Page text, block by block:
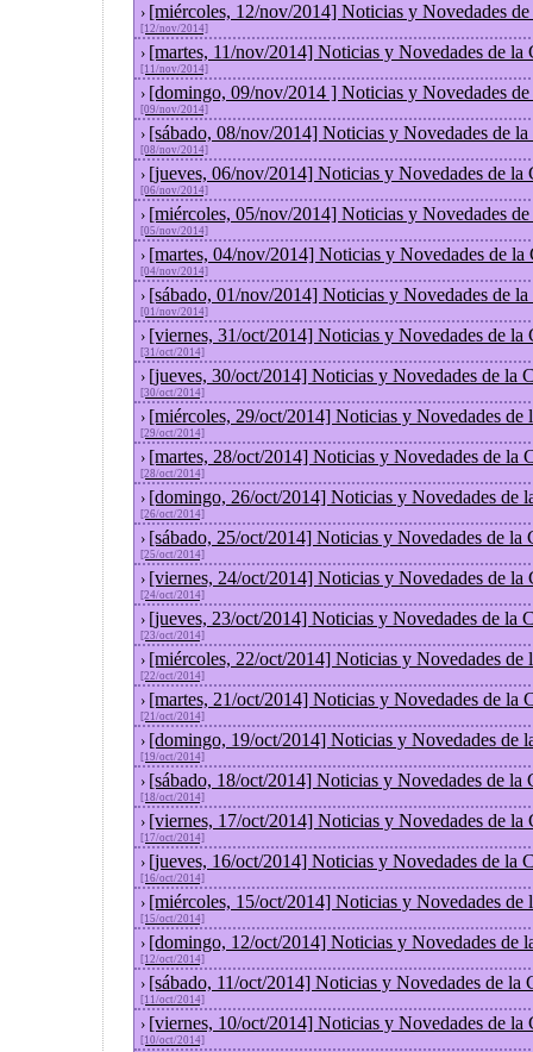
› [miércoles, 12/nov/2014] Noticias y Novedades
[12/nov/2014]
› [martes, 11/nov/2014] Noticias y Novedades de la
[11/nov/2014]
› [domingo, 09/nov/2014 ] Noticias y Novedades
[09/nov/2014]
› [sábado, 08/nov/2014] Noticias y Novedades de
[08/nov/2014]
› [jueves, 06/nov/2014] Noticias y Novedades de la
[06/nov/2014]
› [miércoles, 05/nov/2014] Noticias y Novedades
[05/nov/2014]
› [martes, 04/nov/2014] Noticias y Novedades de la
[04/nov/2014]
› [sábado, 01/nov/2014] Noticias y Novedades de
[01/nov/2014]
› [viernes, 31/oct/2014] Noticias y Novedades de la
[31/oct/2014]
› [jueves, 30/oct/2014] Noticias y Novedades de la
[30/oct/2014]
› [miércoles, 29/oct/2014] Noticias y Novedades de
[29/oct/2014]
› [martes, 28/oct/2014] Noticias y Novedades de la
[28/oct/2014]
› [domingo, 26/oct/2014] Noticias y Novedades de
[26/oct/2014]
› [sábado, 25/oct/2014] Noticias y Novedades de la
[25/oct/2014]
› [viernes, 24/oct/2014] Noticias y Novedades de la
[24/oct/2014]
› [jueves, 23/oct/2014] Noticias y Novedades de la
[23/oct/2014]
› [miércoles, 22/oct/2014] Noticias y Novedades de
[22/oct/2014]
› [martes, 21/oct/2014] Noticias y Novedades de la
[21/oct/2014]
› [domingo, 19/oct/2014] Noticias y Novedades de
[19/oct/2014]
› [sábado, 18/oct/2014] Noticias y Novedades de la
[18/oct/2014]
› [viernes, 17/oct/2014] Noticias y Novedades de la
[17/oct/2014]
› [jueves, 16/oct/2014] Noticias y Novedades de la
[16/oct/2014]
› [miércoles, 15/oct/2014] Noticias y Novedades de
[15/oct/2014]
› [domingo, 12/oct/2014] Noticias y Novedades de
[12/oct/2014]
› [sábado, 11/oct/2014] Noticias y Novedades de la
[11/oct/2014]
› [viernes, 10/oct/2014] Noticias y Novedades de la
[10/oct/2014]